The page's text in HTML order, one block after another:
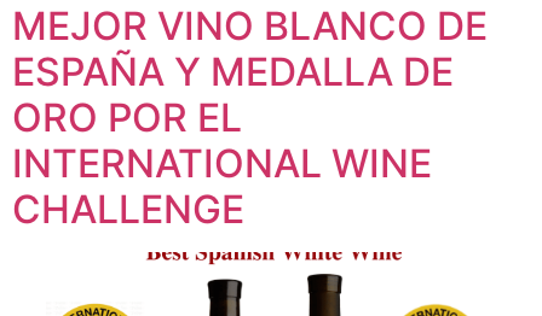
MEJOR VINO BLANCO DE
ESPAÑA Y MEDALLA DE
ORO POR EL
INTERNATIONAL WINE
CHALLENGE